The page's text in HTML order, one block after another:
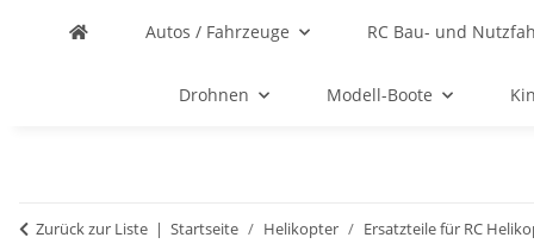
Autos / Fahrzeuge RC Bau- und
Drohnen Modell-Boote
Zurück zur Liste Startseite Helikopter Ersatzteile für RC